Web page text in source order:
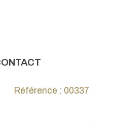
CONTACT
Référence : 00337